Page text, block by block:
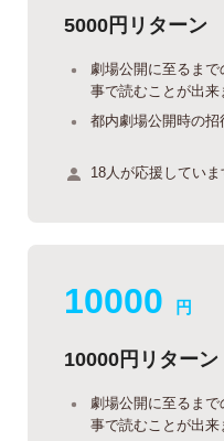
5000円リターン
劇場公開に至るま
事で読むことが出来
都内劇場公開時の
18人が応援していま
10000 円
10000円リターン
劇場公開に至るま
事で読むことが出来